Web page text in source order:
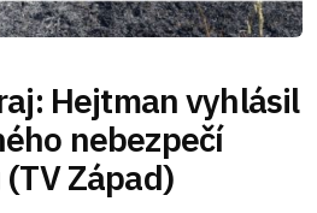
Hejtman vyhlásil
nebezpečí
Západ)